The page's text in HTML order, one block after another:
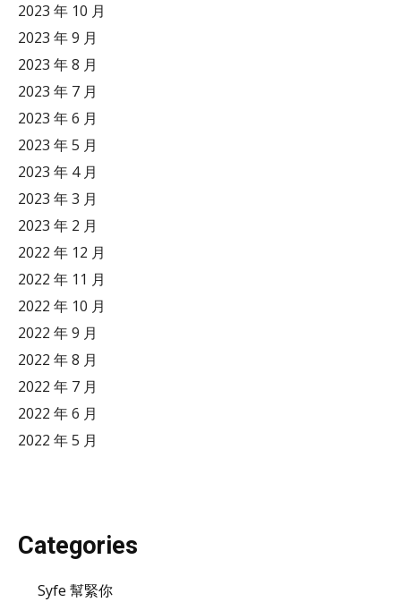
2023 年 10 月
2023 年 9 月
2023 年 8 月
2023 年 7 月
2023 年 6 月
2023 年 5 月
2023 年 4 月
2023 年 3 月
2023 年 2 月
2022 年 12 月
2022 年 11 月
2022 年 10 月
2022 年 9 月
2022 年 8 月
2022 年 7 月
2022 年 6 月
2022 年 5 月
Categories
Syfe 幫緊你